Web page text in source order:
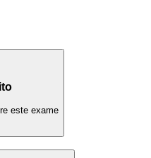
este exame